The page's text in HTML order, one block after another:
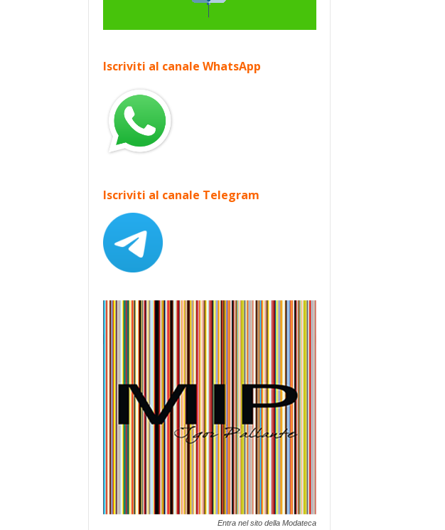
Iscriviti al canale WhatsApp
Iscriviti al canale Telegram
Entra nel sito della Modateca